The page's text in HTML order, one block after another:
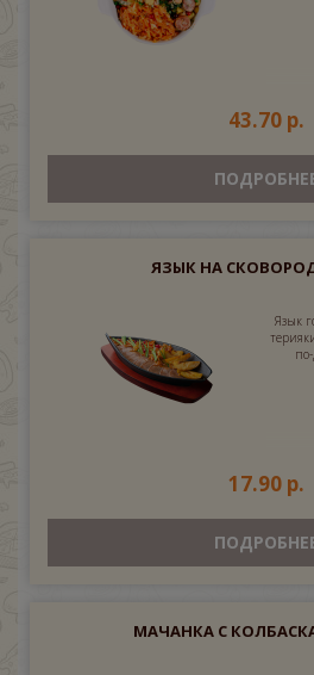
43.70 р.
ЯЗЫК НА
Язык
17.90 р.
МАЧАНКА С